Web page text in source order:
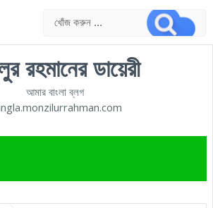
রহমানের ডায়েরী
আমার বাংলা ব্লগ